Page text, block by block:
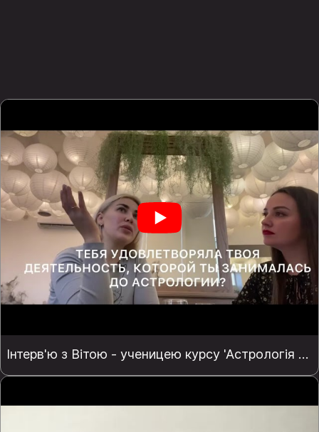
Інтерв'ю з Вітою - ученицею курсу 'Астрологія з 0 і до перших $$$'